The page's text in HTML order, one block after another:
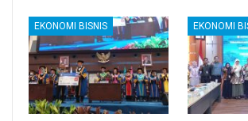
EKONOMI BISNIS EKONOMI